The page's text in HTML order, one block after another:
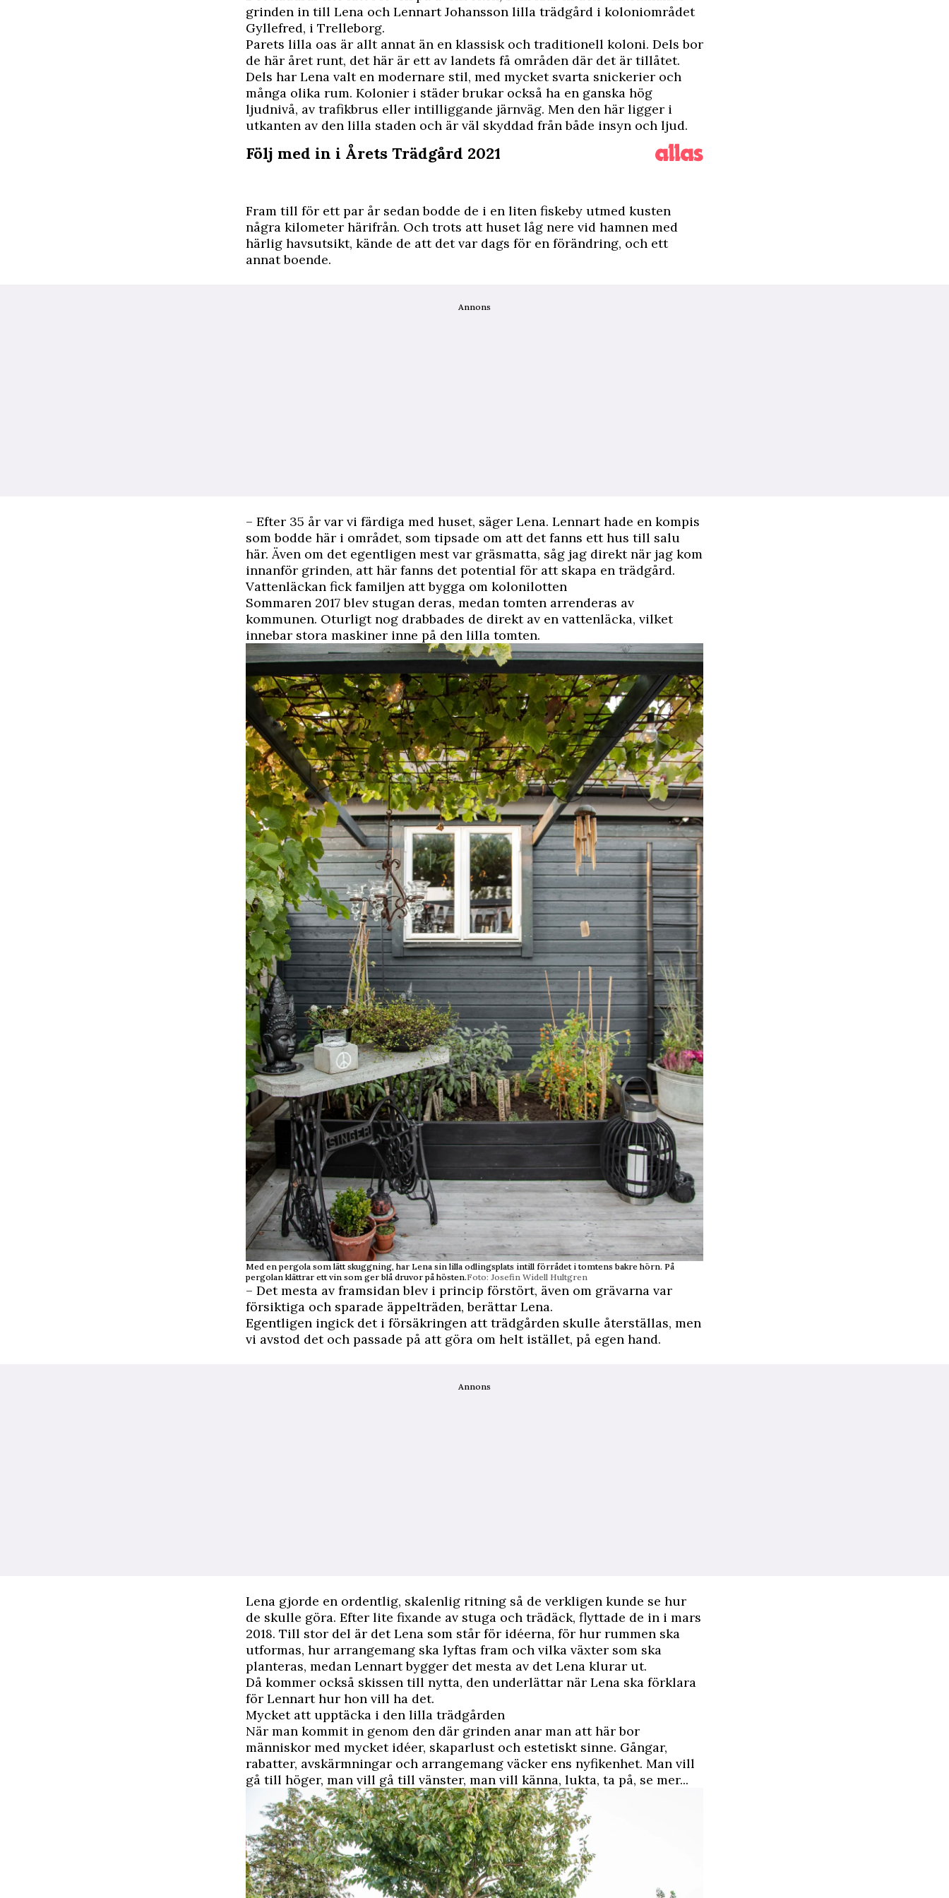
grinden in till Lena och Lennart Johansson lilla trädgård i koloniområdet
Gyllefred, i Trelleborg.
Parets lilla oas är allt annat än en klassisk och traditionell koloni. Dels bor
de här året runt, det här är ett av landets få områden där det är tillåtet.
Dels har Lena valt en modernare stil, med mycket svarta snickerier och
många olika rum. Kolonier i städer brukar också ha en ganska hög
ljudnivå, av trafikbrus eller intilliggande järnväg. Men den här ligger i
utkanten av den lilla staden och är väl skyddad från både insyn och ljud.
Följ med in i Årets Trädgård 2021
Fram till för ett par år sedan bodde de i en liten fiskeby utmed kusten
några kilometer härifrån. Och trots att huset låg nere vid hamnen med
härlig havsutsikt, kände de att det var dags för en förändring, och ett
annat boende.
Annons
– Efter 35 år var vi färdiga med huset, säger Lena. Lennart hade en kompis
som bodde här i området, som tipsade om att det fanns ett hus till salu
här. Även om det egentligen mest var gräsmatta, såg jag direkt när jag kom
innanför grinden, att här fanns det potential för att skapa en trädgård.
Vattenläckan fick familjen att bygga om kolonilotten
Sommaren 2017 blev stugan deras, medan tomten arrenderas av
kommunen. Oturligt nog drabbades de direkt av en vattenläcka, vilket
innebar stora maskiner inne på den lilla tomten.
Med en pergola som lätt skuggning, har Lena sin lilla odlingsplats intill förrådet i tomtens bakre hörn. På
pergolan klättrar ett vin som ger blå druvor på hösten.Foto: Josefin Widell Hultgren
– Det mesta av framsidan blev i princip förstört, även om grävarna var
försiktiga och sparade äppelträden, berättar Lena.
Egentligen ingick det i försäkringen att trädgården skulle återställas, men
vi avstod det och passade på att göra om helt istället, på egen hand.
Annons
Lena gjorde en ordentlig, skalenlig ritning så de verkligen kunde se hur
de skulle göra. Efter lite fixande av stuga och trädäck, flyttade de in i mars
2018. Till stor del är det Lena som står för idéerna, för hur rummen ska
utformas, hur arrangemang ska lyftas fram och vilka växter som ska
planteras, medan Lennart bygger det mesta av det Lena klurar ut.
Då kommer också skissen till nytta, den underlättar när Lena ska förklara
för Lennart hur hon vill ha det.
Mycket att upptäcka i den lilla trädgården
När man kommit in genom den där grinden anar man att här bor
människor med mycket idéer, skaparlust och estetiskt sinne. Gångar,
rabatter, avskärmningar och arrangemang väcker ens nyfikenhet. Man vill
gå till höger, man vill gå till vänster, man vill känna, lukta, ta på, se mer...